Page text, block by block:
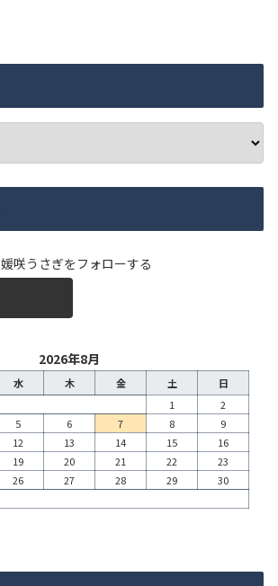
媛咲うさぎをフォローする
2026年8月
水 木 金 土
日
1
2
5 6 7 8
9
12 13 14 15
16
19 20 21 22
23
26 27 28 29
30